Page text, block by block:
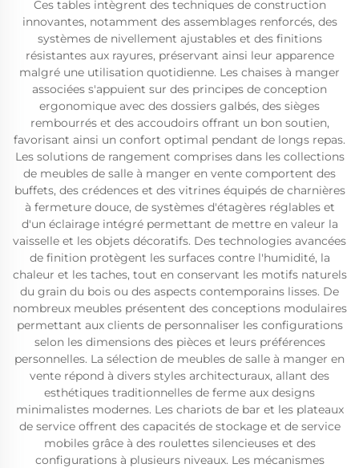
Ces tables intègrent des techniques de construction
innovantes, notamment des assemblages renforcés, des
systèmes de nivellement ajustables et des finitions
résistantes aux rayures, préservant ainsi leur apparence
malgré une utilisation quotidienne. Les chaises à manger
associées s'appuient sur des principes de conception
ergonomique avec des dossiers galbés, des sièges
rembourrés et des accoudoirs offrant un bon soutien,
favorisant ainsi un confort optimal pendant de longs repas.
Les solutions de rangement comprises dans les collections
de meubles de salle à manger en vente comportent des
buffets, des crédences et des vitrines équipés de charnières
à fermeture douce, de systèmes d'étagères réglables et
d'un éclairage intégré permettant de mettre en valeur la
vaisselle et les objets décoratifs. Des technologies avancées
de finition protègent les surfaces contre l'humidité, la
chaleur et les taches, tout en conservant les motifs naturels
du grain du bois ou des aspects contemporains lisses. De
nombreux meubles présentent des conceptions modulaires
permettant aux clients de personnaliser les configurations
selon les dimensions des pièces et leurs préférences
personnelles. La sélection de meubles de salle à manger en
vente répond à divers styles architecturaux, allant des
esthétiques traditionnelles de ferme aux designs
minimalistes modernes. Les chariots de bar et les plateaux
de service offrent des capacités de stockage et de service
mobiles grâce à des roulettes silencieuses et des
configurations à plusieurs niveaux. Les mécanismes